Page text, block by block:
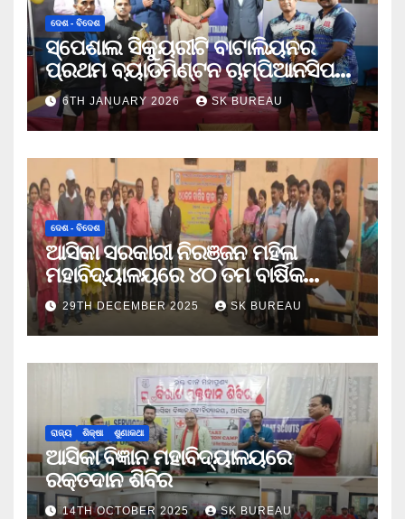
ଦେଶ - ବିଦେଶ
ସ୍ପେଶାଲ ସିକ୍ୟୁରୀଟି ବାଟାଲିୟନର
ପ୍ରଥମ ବ୍ୟାଡମିଣ୍ଟନ ଚାମ୍ପିଆନସିପ
ଉଦଯାପିତ
6TH JANUARY 2026 SK BUREAU
ଦେଶ - ବିଦେଶ
ଆସିକା ସରକାରୀ ନିରଞ୍ଜନ ମହିଳା
ମହାବିଦ୍ୟାଳୟରେ ୪୦ ତମ ବାର୍ଷିକ
କ୍ରୀଡା ଉତ୍ସବ
29TH DECEMBER 2025 SK BUREAU
ରାଜ୍ୟ ଶିକ୍ଷା ଶୁଣାକଥା
ଆସିକା ବିଜ୍ଞାନ ମହାବିଦ୍ୟାଳୟରେ
ରକ୍ତଦାନ ଶିବିର
14TH OCTOBER 2025 SK BUREAU